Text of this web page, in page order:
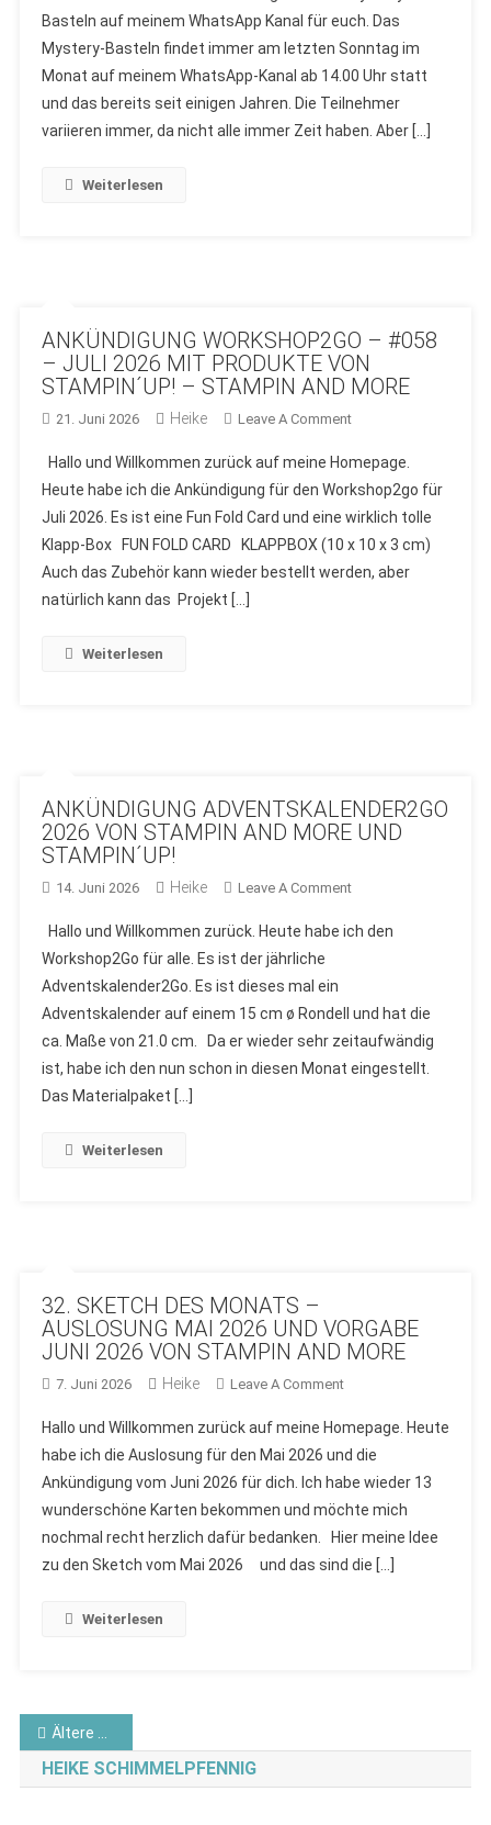
WHATSAPP
VON
STAMPIN
AND
MORE
Basteln auf meinem WhatsApp Kanal für euch. Das
Mystery-Basteln findet immer am letzten Sonntag im
Monat auf meinem WhatsApp-Kanal ab 14.00 Uhr statt
und das bereits seit einigen Jahren. Die Teilnehmer
variieren immer, da nicht alle immer Zeit haben. Aber […]
Weiterlesen
ANKÜNDIGUNG WORKSHOP2GO – #058
– JULI 2026 MIT PRODUKTE VON
STAMPIN´UP! – STAMPIN AND MORE
21. Juni 2026 Heike Leave A CommentOn
WORKSHOP2GO
–
#058
–
JULI
AND
MORE
Hallo und Willkommen zurück auf meine Homepage.
Heute habe ich die Ankündigung für den Workshop2go für
Juli 2026. Es ist eine Fun Fold Card und eine wirklich tolle
Klapp-Box FUN FOLD CARD KLAPPBOX (10 x 10 x 3 cm)
Auch das Zubehör kann wieder bestellt werden, aber
natürlich kann das Projekt […]
Weiterlesen
ANKÜNDIGUNG ADVENTSKALENDER2GO
2026 VON STAMPIN AND MORE UND
STAMPIN´UP!
14. Juni 2026 Heike Leave A CommentOn
STAMPIN
AND
MORE
Hallo und Willkommen zurück. Heute habe ich den
Workshop2Go für alle. Es ist der jährliche
Adventskalender2Go. Es ist dieses mal ein
Adventskalender auf einem 15 cm ø Rondell und hat die
ca. Maße von 21.0 cm. Da er wieder sehr zeitaufwändig
ist, habe ich den nun schon in diesen Monat eingestellt.
Das Materialpaket […]
Weiterlesen
32. SKETCH DES MONATS –
AUSLOSUNG MAI 2026 UND VORGABE
JUNI 2026 VON STAMPIN AND MORE
7. Juni 2026 Heike Leave A CommentOn
SKETCH
DES
MONATS
–
AUSLOSUNG
MAI
MORE
Hallo und Willkommen zurück auf meine Homepage. Heute
habe ich die Auslosung für den Mai 2026 und die
Ankündigung vom Juni 2026 für dich. Ich habe wieder 13
wunderschöne Karten bekommen und möchte mich
nochmal recht herzlich dafür bedanken. Hier meine Idee
zu den Sketch vom Mai 2026 und das sind die […]
Weiterlesen
Beitragsnavigation
Ältere Beiträge
HEIKE SCHIMMELPFENNIG